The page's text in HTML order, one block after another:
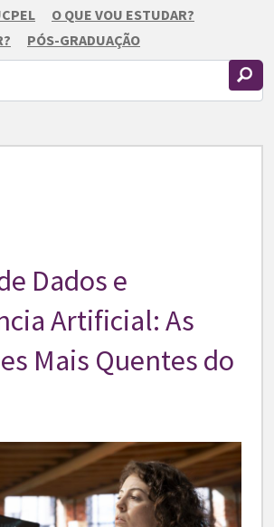
O QUE VOU ESTUDAR?
PÓS-GRADUAÇÃO
Dados e
Artificial: As
Mais Quentes do